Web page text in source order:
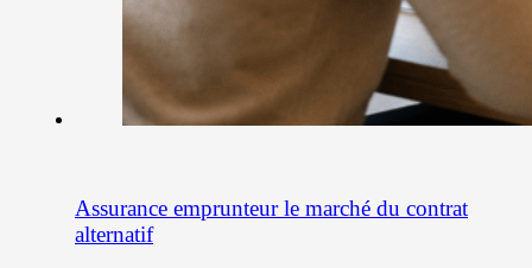
Assurance emprunteur le marché du contrat
alternatif